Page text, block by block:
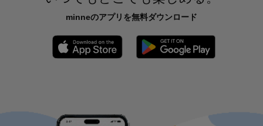
minneのアプリを無料ダウンロード
App Store からダウンロード